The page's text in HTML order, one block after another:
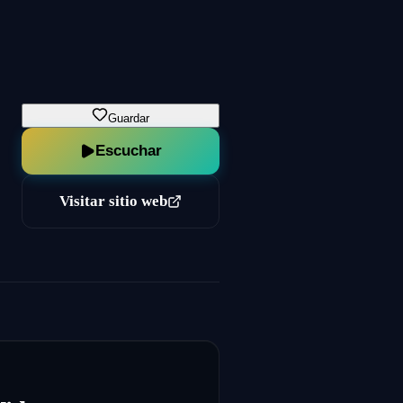
Guardar
Escuchar
Visitar sitio web